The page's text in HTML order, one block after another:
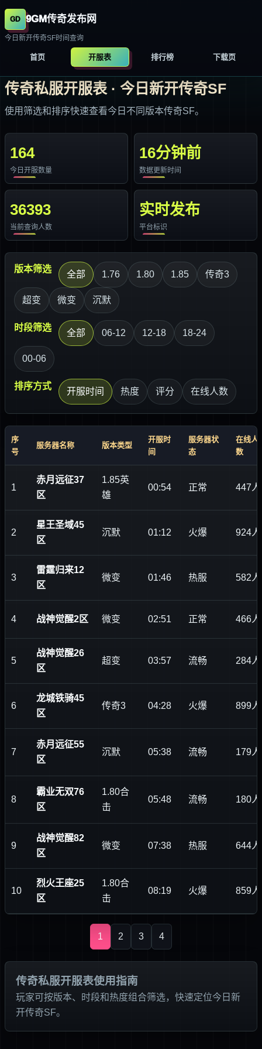
9GM传奇发布网
今日新开传奇SF时间查询
首页 开服表 排行榜 下载页
传奇私服开服表 · 今日新开传奇SF
使用筛选和排序快速查看今日不同版本传奇SF。
164
今日开服数量
16分钟前
数据更新时间
36393
当前查询人数
实时发布
平台标识
版本筛选
全部 1.76 1.80 1.85 传奇3
超变 微变 沉默
时段筛选
全部 06-12 12-18 18-24
00-06
排序方式
开服时间 热度 评分 在线人数
序
号
服务器名称 版本类型
开服时
间
服务器状
态
在线人
数
1
赤月远征37
区
1.85英
雄
00:54 正常 447人
2
星王圣域45
区
沉默 01:12 火爆 924人
3
雷霆归来12
区
微变 01:46 热服 582人
4 战神觉醒2区 微变 02:51 正常 466人
5
战神觉醒26
区
超变 03:57 流畅 284人
6
龙城铁骑45
区
传奇3 04:28 火爆 899人
7
赤月远征55
区
沉默 05:38 流畅 179人
8
霸业无双76
区
1.80合
击
05:48 流畅 180人
9
战神觉醒82
区
微变 07:38 热服 644人
10
烈火王座25
区
1.80合
击
08:19 火爆 859人
1 2 3 4
传奇私服开服表使用指南
玩家可按版本、时段和热度组合筛选，快速定位今日新
开传奇SF。